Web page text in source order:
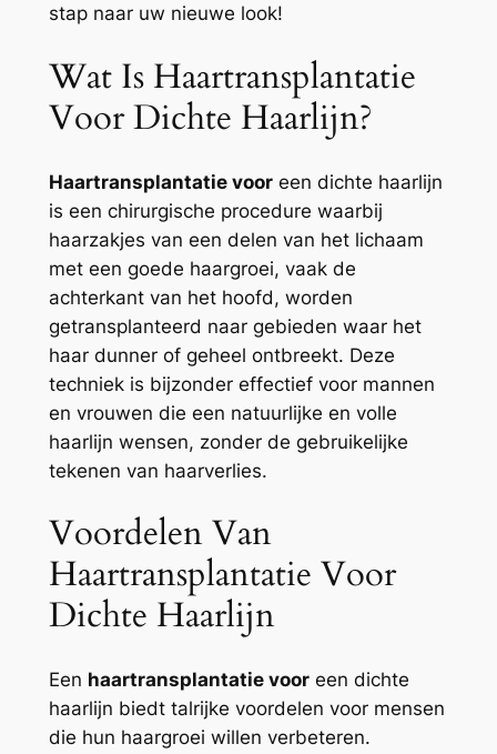
stap naar uw nieuwe look!
Wat Is Haartransplantatie
Voor Dichte Haarlijn?
Haartransplantatie vooreen dichte haarlijn
is een chirurgische procedure waarbij
haarzakjes van een delen van het lichaam
met een goede haargroei, vaak de
achterkant van het hoofd, worden
getransplanteerd naar gebieden waar het
haar dunner of geheel ontbreekt. Deze
techniek is bijzonder effectief voor mannen
en vrouwen die een natuurlijke en volle
haarlijn wensen, zonder de gebruikelijke
tekenen van haarverlies.
Voordelen Van
Haartransplantatie Voor
Dichte Haarlijn
Een haartransplantatie vooreen dichte
haarlijn biedt talrijke voordelen voor mensen
die hun haargroei willen verbeteren.